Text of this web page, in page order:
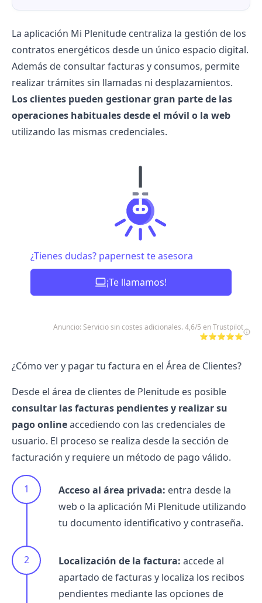
La aplicación Mi Plenitude centraliza la gestión de los
contratos energéticos desde un único espacio digital.
Además de consultar facturas y consumos, permite
realizar trámites sin llamadas ni desplazamientos.
Los clientes pueden gestionar gran parte de las
operaciones habituales desde el móvil o la web
utilizando las mismas credenciales.
¿Tienes dudas? papernest te asesora
¡Te llamamos!
Anuncio: Servicio sin costes adicionales. 4,6/5 en Trustpilot
⭐⭐⭐⭐⭐
¿Cómo ver y pagar tu factura en el Área de Clientes?
Desde el área de clientes de Plenitude es posible
consultar las facturas pendientes y realizar su
pago onlineaccediendo con las credenciales de
usuario. El proceso se realiza desde la sección de
facturación y requiere un método de pago válido.
Acceso al área privada: entra desde la
web o la aplicación Mi Plenitude utilizando
tu documento identificativo y contraseña.
Localización de la factura: accede al
apartado de facturas y localiza los recibos
pendientes mediante las opciones de